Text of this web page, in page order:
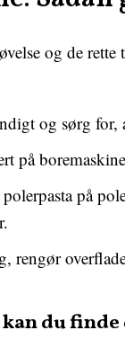
og de
og sørg for,
på
på
rengør
du finde